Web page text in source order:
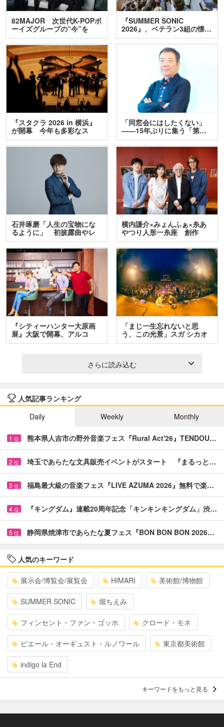
82MAJOR 次世代K-POPボ
ーイズグループの“今”を
訊…
『SUMMER SONIC
2026』、ベテラン3組の懐…
『スタクラ 2026 in 横浜』
が開幕 今年も多彩なス
テ…
「同窓会にはしたくない」
――15年ぶりに集う「第…
石井琢磨「人生の宝物にな
るように」 初披露曲やレ
ア…
横内謙介×みょんふぁ×糸あ
やつり人形一糸座 創作
人…
『シティーハンター大原画
展』大阪で開幕、アルコ
＆…
「まじ一生忘れないと思
う、この光景」スガ シカオ
と…
さらに読み込む
人気記事ランキング
Daily
Weekly Monthly
1 位 熊本県人吉市の野外音楽フェス『Rural Act'26』TENDOU…
2 位 埼玉であらたな文具販売イベントがスタート 『まるっと…
3 位 福島最大級の音楽フェス『LIVE AZUMA 2026』無料で楽…
4 位 『キングダム』連載20周年記念「キンキンキングダム」渋…
5 位 静岡県焼津市であらたな夏フェス『BON BON BON 2026…
人気のキーワード
展示会/博覧会/展覧会 HIMARI 美術館/博物館
SUMMER SONIC 堀ちえみ
フィンセント・ファン・ゴッホ クロード・モネ
ピエール・オーギュスト・ルノワール 東京都美術館
indigo la End
キーワードをもっと見る